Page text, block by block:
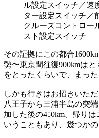
ル設定スイッチ／速
ター設定スイッチ／
クルーズコントロー
スト設定スイッチ
その証拠にこの都合
勢〜東京間往復900kmは
をとったくらいで、まった
しかも行きはお招きいた
八王子から三浦半島の突
加した後の450km。帰り
いうこともあり、幾つか